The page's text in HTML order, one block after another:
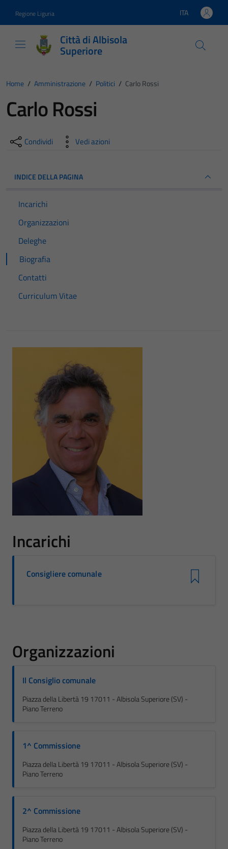
Regione Liguria Lingua attiva:
ITA
Città di Albisola
Superiore
Home / Amministrazione / Politici / Carlo Rossi
Carlo Rossi
Condividi Vedi azioni
INDICE DELLA PAGINA
Incarichi
Organizzazioni
Deleghe
Biografia
Contatti
Curriculum Vitae
Incarichi
Consigliere comunale
Organizzazioni
Il Consiglio comunale
Piazza della Libertà 19 17011 - Albisola Superiore (SV) -
Piano Terreno
1^ Commissione
Piazza della Libertà 19 17011 - Albisola Superiore (SV) -
Piano Terreno
2^ Commissione
Piazza della Libertà 19 17011 - Albisola Superiore (SV) -
Piano Terreno